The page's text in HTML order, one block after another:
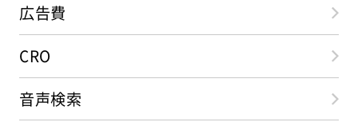
広告費
CRO
音声検索